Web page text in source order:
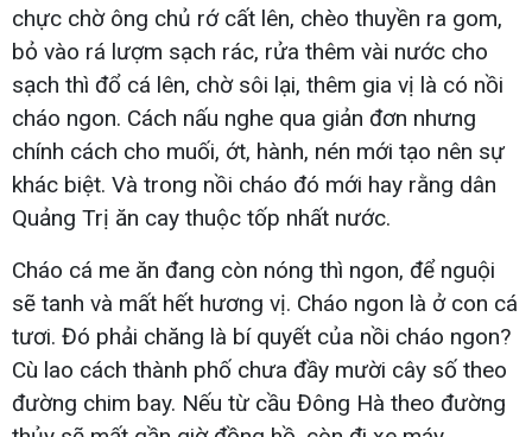
chực chờ ông chủ rớ cất lên, chèo thuyền ra gom,
bỏ vào rá lượm sạch rác, rửa thêm vài nước cho
sạch thì đổ cá lên, chờ sôi lại, thêm gia vị là có nồi
cháo ngon. Cách nấu nghe qua giản đơn nhưng
chính cách cho muối, ớt, hành, nén mới tạo nên sự
khác biệt. Và trong nồi cháo đó mới hay rằng dân
Quảng Trị ăn cay thuộc tốp nhất nước.
Cháo cá me ăn đang còn nóng thì ngon, để nguội
sẽ tanh và mất hết hương vị. Cháo ngon là ở con cá
tươi. Đó phải chăng là bí quyết của nồi cháo ngon?
Cù lao cách thành phố chưa đầy mười cây số theo
đường chim bay. Nếu từ cầu Đông Hà theo đường